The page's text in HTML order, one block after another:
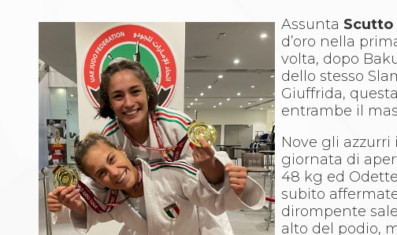
FIJLKAM trasparente
Amministrazione
Avvisi
Gare d’Appalto
Whistleblowing
Judo
La disciplina
News
Attività Didattica
Gare e Risultati
Albi Federali
Arbitri
Assunta Scutto
d’oro nella
volta, dopo
dello stesso
Giuffrida,
entrambe il
Nove gli
giornata di
48 kg ed
subito
dirompente
alto del podio,